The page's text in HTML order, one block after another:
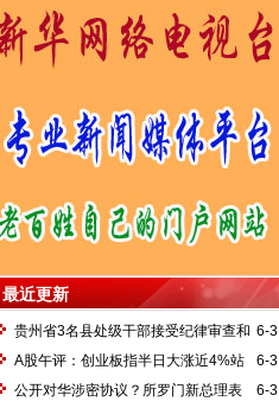
最近更新
6-3
贵州省3名县处级干部接受纪律审查和
监察调查
6-3
A股午评：创业板指半日大涨近4%站
上4200点，CPO、激光雷达、光通信等概
6-3
公开对华涉密协议？所罗门新总理表